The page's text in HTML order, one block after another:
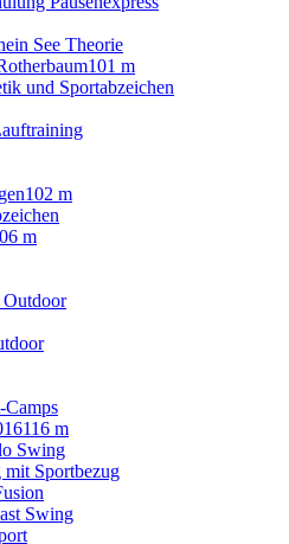
See Theorie
101 m
und Sportabzeichen
102 m
m
Outdoor
116 m
Swing
Sportbezug
Swing